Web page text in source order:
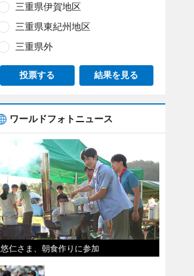
三重県伊賀地区
三重県東紀州地区
三重県外
投票する 結果を見る
ワールドフォトニュース
悠仁さま、朝食作りに参加